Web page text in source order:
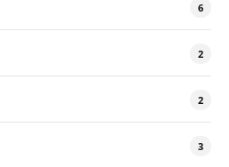
6
2
2
3